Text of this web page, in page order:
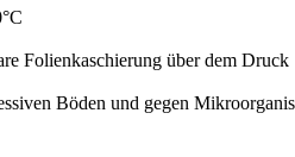
Folienkaschierung über dem Druck
Böden und gegen